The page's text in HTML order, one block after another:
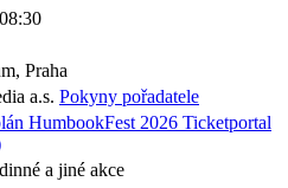
Praha
a.s. Pokyny pořadatele
HumbookFest 2026 Ticketportal
a jiné akce